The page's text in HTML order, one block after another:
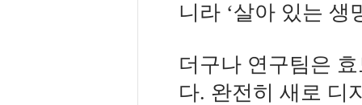
니라 ‘살아 있는 생
더구나 연구팀은
다. 완전히 새로 디